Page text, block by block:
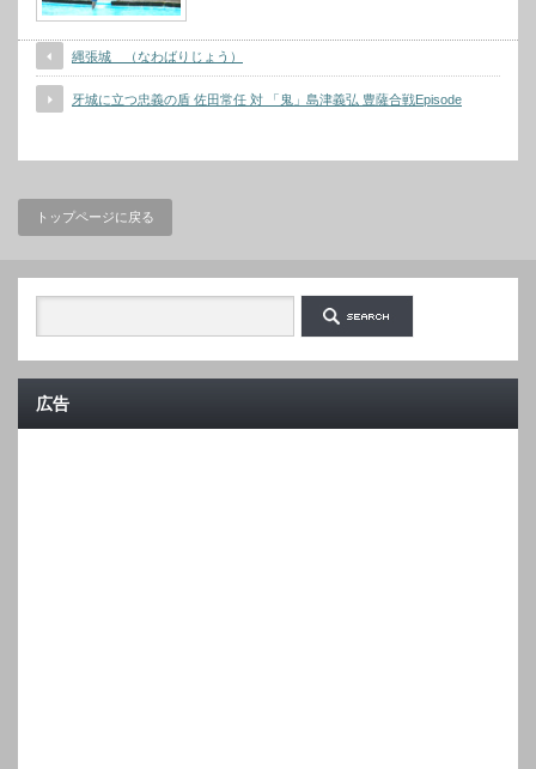
縄張城 （なわばりじょう）
牙城に立つ忠義の盾 佐田常任 対 「鬼」島津義弘 豊薩合戦Episode
トップページに戻る
広告